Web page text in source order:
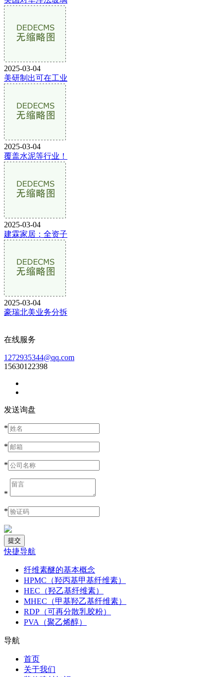
2025-03-04
美研制出可在工业
2025-03-04
覆盖水泥等行业！
2025-03-04
建霖家居：全资子
2025-03-04
豪瑞北美业务分拆
在线服务
1272935344@qq.com
15630122398
发送询盘
*
*
*
*
*
快捷导航
纤维素醚的基本概念
HPMC（羟丙基甲基纤维素）
HEC（羟乙基纤维素）
MHEC（甲基羟乙基纤维素）
RDP（可再分散乳胶粉）
PVA（聚乙烯醇）
导航
首页
关于我们